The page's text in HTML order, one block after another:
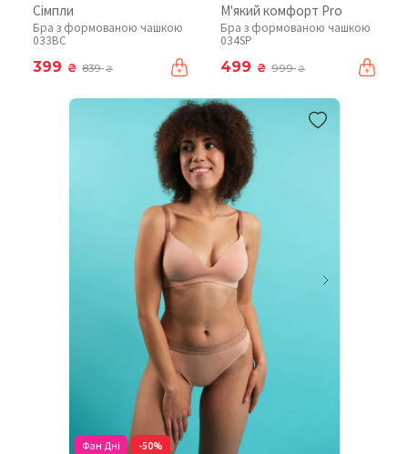
Сімпли
Бра з формованою чашкою
033BC
399 ₴ 839₴
М'який комфорт Pro
Бра з формованою чашкою
034SP
499 ₴ 999₴
Фан Дні -50%